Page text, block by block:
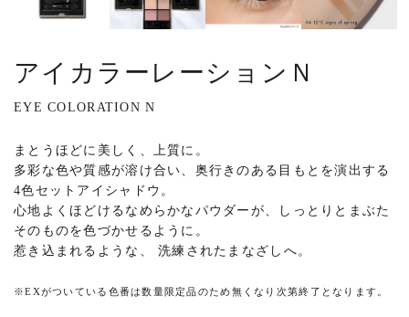
アイカラーレーションＮ
EYE COLORATION N
まとうほどに美しく、上質に。
多彩な色や質感が溶け合い、奥行きのある目もとを演出する
4色セットアイシャドウ。
心地よくほどけるなめらかなパウダーが、しっとりとまぶた
そのものを色づかせるように。
惹き込まれるような、 洗練されたまなざしへ。
※EXがついている色番は数量限定品のため無くなり次第終了となります。